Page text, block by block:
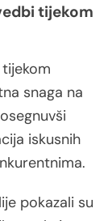
tijekom
snaga na
iskusnih
pokazali su